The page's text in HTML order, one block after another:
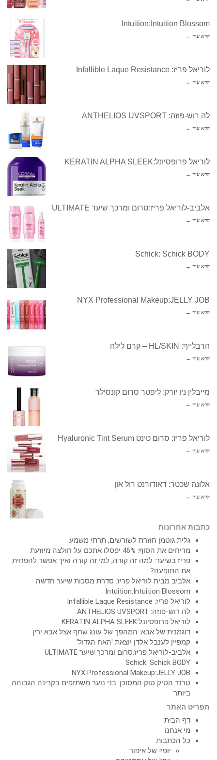
Intuition:Intuition Blossom
קרא עוד ←
לוריאל פריז: Infallible Laque Resistance
קרא עוד ←
לה רוש-פוזה: ANTHELIOS UVSPORT
קרא עוד ←
לוריאל פרופסיונל:KERATIN ALPHA SLEEK
קרא עוד ←
אלביב-לוריאל פריז:סרום ומרכך שיער ULTIMATE
קרא עוד ←
Schick: Schick BODY
קרא עוד ←
NYX Professional Makeup:JELLY JOB
קרא עוד ←
הרבלייף: HL/SKIN – קרם לילה
קרא עוד ←
מייבלין ניו יורק: ליפטר סרום קונסילר
קרא עוד ←
לוריאל פריז: סרום טינט Hyaluronic Tint Serum
קרא עוד ←
אלונה שכטר: דאודורנט רול און
קרא עוד ←
כתבות אחרונות
גלית גוטמן חוזרת לשורשים, תרתי משמע
מריחים את הסוף: 46% יפסלו אתכם על חולצה מיוזעת
פריז בשיער: למה זה קורה, למי זה קורה ואיך אפשר להפחית
את התופעה?
אלביב מבית לוריאל פריז: סדרת מסכות שיער חדשה
Intuition:Intuition Blossom
לוריאל פריז: Infallible Laque Resistance
לה רוש-פוזה: ANTHELIOS UVSPORT
לוריאל פרופסיונל:KERATIN ALPHA SLEEK
דוגמנית של אבא: המהפך של עונג שחף אצל אבא ירין
קמפיין לענבל אלדן יוצאת 'האח הגדול'
אלביב-לוריאל פריז:סרום ומרכך שיער ULTIMATE
Schick: Schick BODY
NYX Professional Makeup:JELLY JOB
טרנד הטיק טוק המסוכן: בני נוער משתזפים בקרינה הגבוהה
ביותר
תפריט האתר
דף הבית
מי אנחנו
כל הכתבות
יופי! של איפור